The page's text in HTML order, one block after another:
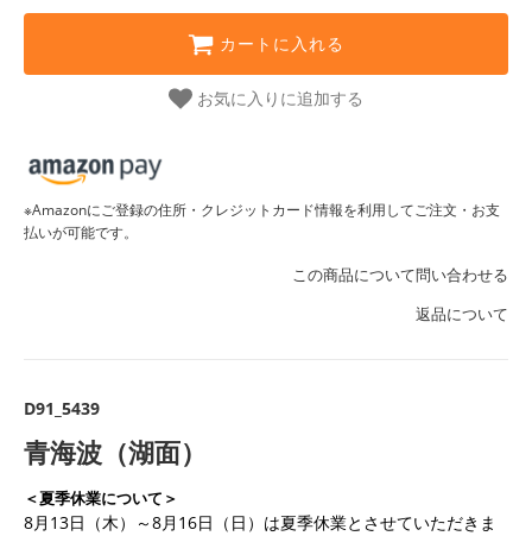
カートに入れる
お気に入りに追加する
※Amazonにご登録の住所・クレジットカード情報を利用してご注文・お支
払いが可能です。
この商品について問い合わせる
返品について
D91_5439
青海波（湖面）
＜夏季休業について＞
8月13日（木）～8月16日（日）は夏季休業とさせていただきま